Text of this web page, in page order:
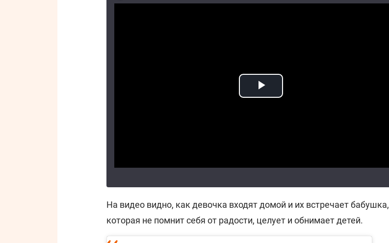
На видео видно, как девочка входят домой и их встречает бабушка,
которая не помнит себя от радости, целует и обнимает детей.